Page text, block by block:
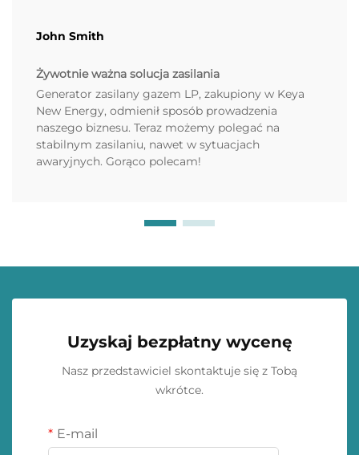
John Smith
Żywotnie ważna solucja zasilania
Generator zasilany gazem LP, zakupiony w Keya
New Energy, odmienił sposób prowadzenia
naszego biznesu. Teraz możemy polegać na
stabilnym zasilaniu, nawet w sytuacjach
awaryjnych. Gorąco polecam!
Uzyskaj bezpłatny wycenę
Nasz przedstawiciel skontaktuje się z Tobą
wkrótce.
E-mail